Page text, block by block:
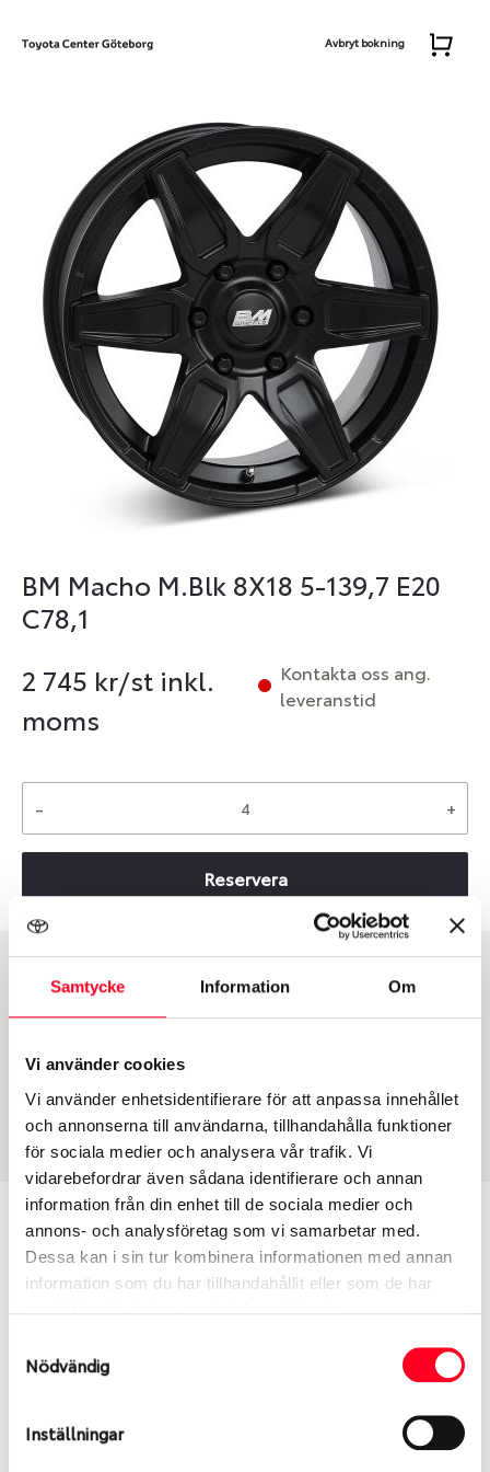
Samtycke Information Om
Vi använder cookies
Vi använder enhetsidentifierare för att anpassa innehållet
och annonserna till användarna, tillhandahålla funktioner
för sociala medier och analysera vår trafik. Vi
vidarebefordrar även sådana identifierare och annan
information från din enhet till de sociala medier och
annons- och analysföretag som vi samarbetar med.
Dessa kan i sin tur kombinera informationen med annan
information som du har tillhandahållit eller som de har
Nödvändig
Inställningar
Avbryt bokning
BM Macho M.Blk 8X18 5-139,7 E20
C78,1
2 745 kr/st inkl.
moms
Kontakta oss ang.
leveranstid
- +
Reservera
Group
Fälg PV/C LM
Tum
18
20
Centre Diameter
139.7
Art nummer
8057
Passar denna fälg min bil?
Ange registreringsnummer för att se om den fälg
Ibland kan fälgen ha bytts ut under årens lopp och
inte vara samma dimension som bilen hade ut från